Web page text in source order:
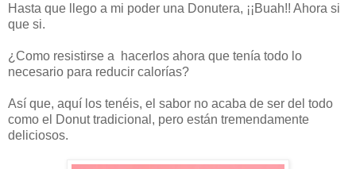
Hasta que llego a mi poder una Donutera, ¡¡Buah!! Ahora si
que si.
¿Como resistirse a hacerlos ahora que tenía todo lo
necesario para reducir calorías?
Así que, aquí los tenéis, el sabor no acaba de ser del todo
como el Donut tradicional, pero están tremendamente
deliciosos.